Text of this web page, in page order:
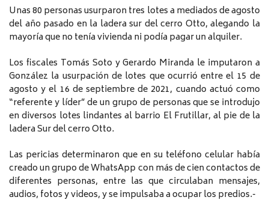
Unas 80 personas usurparon tres lotes a mediados de agosto
del año pasado en la ladera sur del cerro Otto, alegando la
mayoría que no tenía vivienda ni podía pagar un alquiler.
Los fiscales Tomás Soto y Gerardo Miranda le imputaron a
González la usurpación de lotes que ocurrió entre el 15 de
agosto y el 16 de septiembre de 2021, cuando actuó como
“referente y líder” de un grupo de personas que se introdujo
en diversos lotes lindantes al barrio El Frutillar, al pie de la
ladera Sur del cerro Otto.
Las pericias determinaron que en su teléfono celular había
creado un grupo de WhatsApp con más de cien contactos de
diferentes personas, entre las que circulaban mensajes,
audios, fotos y videos, y se impulsaba a ocupar los predios.-